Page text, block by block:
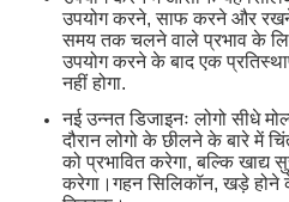
उपयोग करने, साफ करने और
समय तक चलने वाले प्रभाव के
उपयोग करने के बाद एक
नहीं होगा.
नई उन्नत डिजाइनः लोगो सीधे
दौरान लोगो के छीलने के बारे में
को प्रभावित करेगा, बल्कि खाद्य
करेगा।गहन सिलिकॉन, खड़े होने